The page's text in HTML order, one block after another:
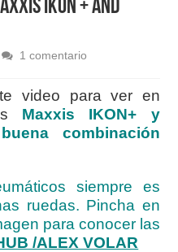
IKON + AND
1 comentario
video para ver en
Maxxis IKON+ y
combinación
siempre es
ruedas. Pincha en
para conocer las
/ALEX VOLAR